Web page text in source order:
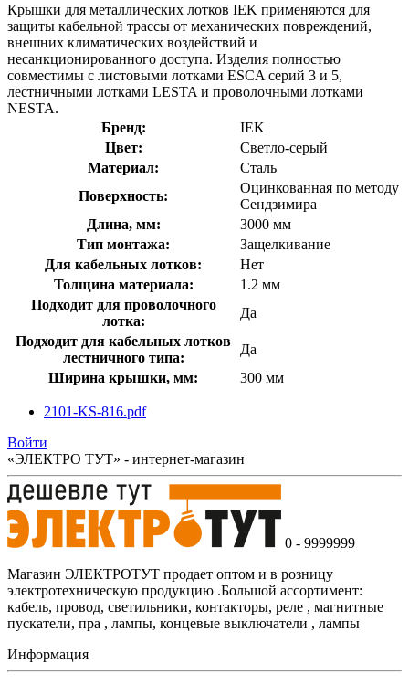
Крышки для металлических лотков IEK применяются для
защиты кабельной трассы от механических повреждений,
внешних климатических воздействий и
несанкционированного доступа. Изделия полностью
совместимы с листовыми лотками ESCA серий 3 и 5,
лестничными лотками LESTA и проволочными лотками
NESTA.
Бренд:
IEK
Цвет:
Светло-серый
Материал:
Сталь
Поверхность:
Оцинкованная по методу
Сендзимира
Длина, мм:
3000 мм
Тип монтажа:
Защелкивание
Для кабельных лотков:
Нет
Толщина материала:
1.2 мм
Подходит для проволочного
лотка:
Да
Подходит для кабельных лотков
лестничного типа:
Да
Ширина крышки, мм:
300 мм
2101-KS-816.pdf
Войти
«ЭЛЕКТРО ТУТ» - интернет-магазин
0 - 9999999
Магазин ЭЛЕКТРОТУТ продает оптом и в розницу
электротехническую продукцию .Большой ассортимент:
кабель, провод, светильники, контакторы, реле , магнитные
пускатели, пра , лампы, концевые выключатели , лампы
Информация